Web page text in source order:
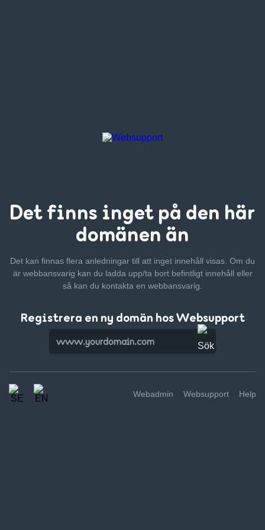
Det finns inget på den här
domänen än
Det kan finnas flera anledningar till att inget innehåll visas. Om du
är webbansvarig kan du ladda upp/ta bort befintligt innehåll eller
så kan du kontakta en webbansvarig.
Registrera en ny domän hos Websupport
Webadmin Websupport Help